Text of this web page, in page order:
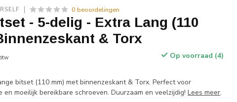
0 beoordelingen
- 5-delig - Extra Lang (110
& Torx
Op voorraad (4)
bitset (110 mm) met binnenzeskant & Torx. Perfect voor
en moeilijk bereikbare schroeven. Duurzaam en veelzijdig!Lees meer.